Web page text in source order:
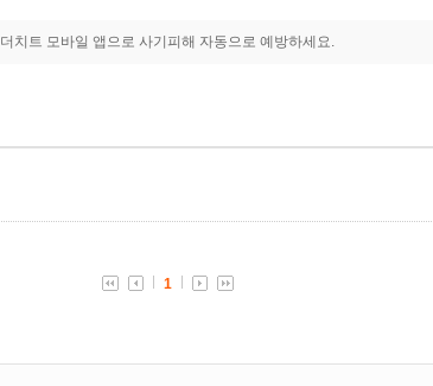
더치트 모바일 앱으로 사기피해 자동으로 예방하세요.